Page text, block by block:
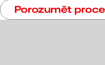
Porozumět